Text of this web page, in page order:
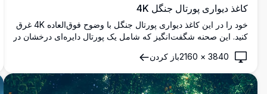
کاغذ دیواری پورتال جنگل 4K
خود را در این کاغذ دیواری پورتال جنگل با وضوح فوق‌العاده 4K غرق
کنید. این صحنه شگفت‌انگیز که شامل یک پورتال دایره‌ای درخشان در
در هم می‌آمیزد. ایده‌آل برای ارتقاء صفحه‌نمایش دسکتاپ یا موبایل
شما با رنگ‌های زنده و جزئیات پیچیده، ارائه‌دهنده یک پیش‌زمینه آرام
و در عین حال جذاب برای هر دستگاه.
3840
×
2160باز کردن